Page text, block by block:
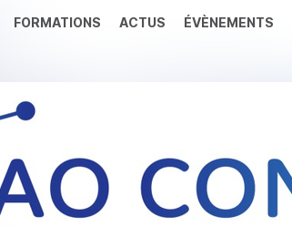
FORMATIONS ACTUS ÉVÈNEMENTS